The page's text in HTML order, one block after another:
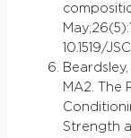
10.1519/
MA2. The
Strength